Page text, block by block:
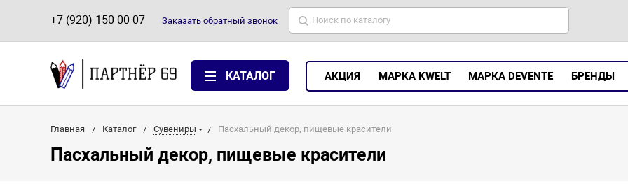
+7 (920) 150-00-07 Заказать обратный звонок
КАТАЛОГ АКЦИЯ МАРКА KWELT МАРКА DEVENTE БРЕНДЫ
Главная Каталог Сувениры Пасхальный декор, пищевые красители
Пасхальный декор, пищевые красители